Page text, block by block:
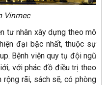
Vinmec
tư nhân xây dựng theo mô
đại bậc nhất, thuộc sự
Bệnh viện quy tụ đội ngũ
với phác đồ điều trị theo
rộng rãi, sách sẽ, có phòng